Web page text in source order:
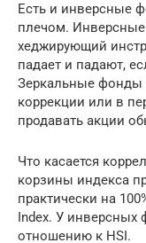
Есть и инверсные
плечом. Инверсные
хеджирующий
падает и падают,
Зеркальные фонды
коррекции или в
продавать акции
Что касается
корзины индекса
практически на
Index. У
отношению к HSI.